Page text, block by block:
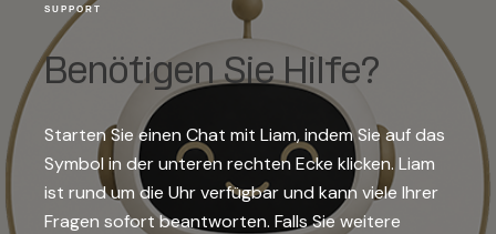
SUPPORT
Benötigen Sie Hilfe?
Starten Sie einen Chat mit Liam, indem Sie auf das
Symbol in der unteren rechten Ecke klicken. Liam
ist rund um die Uhr verfügbar und kann viele Ihrer
Fragen sofort beantworten. Falls Sie weitere